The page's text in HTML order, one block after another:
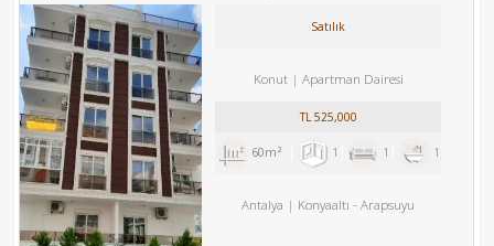
Satılık
Konut Apartman Dairesi
TL525,000
60m² 1 1 1
Antalya Konyaaltı -Arapsuyu